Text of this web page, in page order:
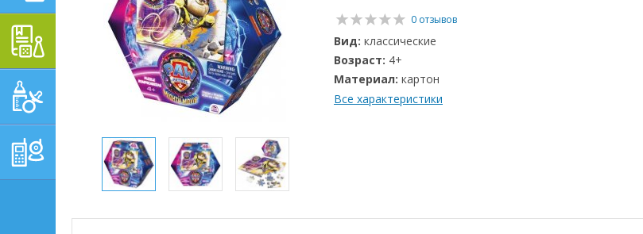
ОБУЧАЮЩЕ-
РАЗВИВАЮЩИЕ ТОВАРЫ
ГИГИЕНА, УХОД И
РОДИТЕЛЕЙ,
ПОСТЕЛЬНЫЕ
ПРИНАДЛЕЖНОСТИ
0 отзывов
Вид: классические
Возраст: 4+
Материал: картон
Все характеристики